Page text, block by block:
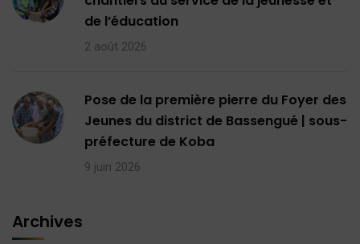
de l’éducation
2 août 2026
Pose de la première pierre du Foyer des
Jeunes du district de Bassengué | sous-
préfecture de Koba
9 juin 2026
Archives